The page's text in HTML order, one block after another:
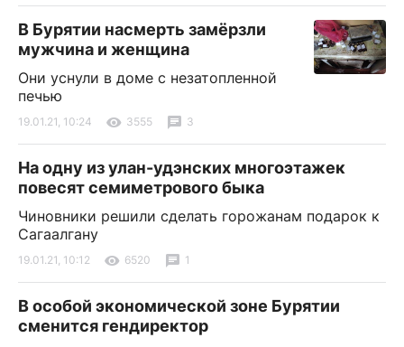
В Бурятии насмерть замёрзли
мужчина и женщина
Они уснули в доме с незатопленной
печью
19.01.21, 10:24 3555 3
На одну из улан-удэнских многоэтажек
повесят семиметрового быка
Чиновники решили сделать горожанам подарок к
Сагаалгану
19.01.21, 10:12 6520 1
В особой экономической зоне Бурятии
сменится гендиректор